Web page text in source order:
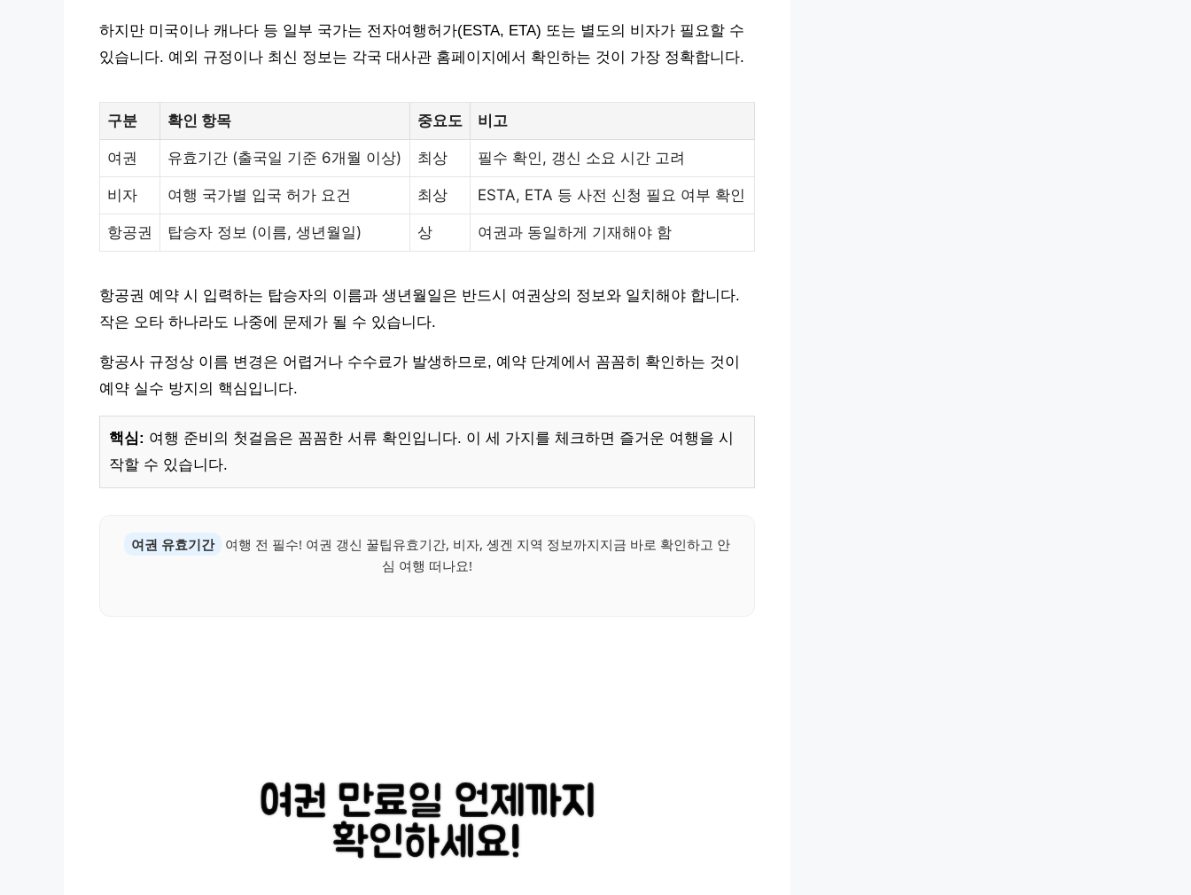
하지만 미국이나 캐나다 등 일부 국가는 전자여행허가(ESTA, ETA) 또는 별도의 비자가 필요할 수
있습니다. 예외 규정이나 최신 정보는 각국 대사관 홈페이지에서 확인하는 것이 가장 정확합니다.
구분 확인 항목 중요도 비고
여권 유효기간 (출국일 기준 6개월 이상) 최상 필수 확인, 갱신 소요 시간 고려
비자 여행 국가별 입국 허가 요건 최상 ESTA, ETA 등 사전 신청 필요 여부 확인
항공권 탑승자 정보 (이름, 생년월일) 상 여권과 동일하게 기재해야 함
항공권 예약 시 입력하는 탑승자의 이름과 생년월일은 반드시 여권상의 정보와 일치해야 합니다.
작은 오타 하나라도 나중에 문제가 될 수 있습니다.
항공사 규정상 이름 변경은 어렵거나 수수료가 발생하므로, 예약 단계에서 꼼꼼히 확인하는 것이
예약 실수 방지의 핵심입니다.
핵심: 여행 준비의 첫걸음은 꼼꼼한 서류 확인입니다. 이 세 가지를 체크하면 즐거운 여행을 시
작할 수 있습니다.
여권 유효기간
여행 전 필수! 여권 갱신 꿀팁유효기간, 비자, 솅겐 지역 정보까지지금 바로 확인하고 안
심 여행 떠나요!